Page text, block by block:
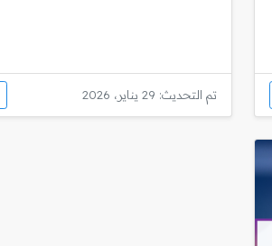
تم التحديث: 29 يناير، 2026